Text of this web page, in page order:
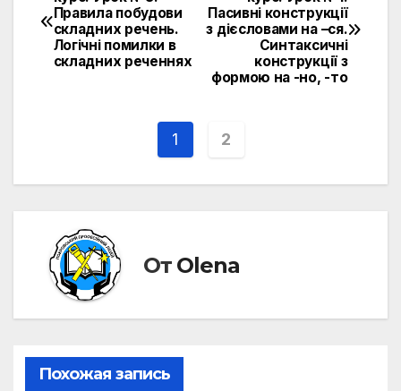
по
записям
Пасивні конструкції
з дієсловами на –ся.
Синтаксичні
конструкції з
формою на -но, -то
Правила побудови
складних речень.
Логічні помилки в
складних реченнях
1 2
От Olena
Похожая запись